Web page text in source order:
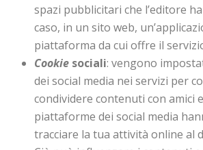
spazi pubblicitari che l’editore
caso, in un sito web,
piattaforma da cui offre il
Cookie sociali: vengono
dei social media nei servizi per
condividere contenuti con amici
piattaforme dei social media
tracciare la tua attività online al